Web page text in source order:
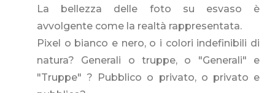
La bellezza delle foto su esvaso è
avvolgente come la realtà rappresentata.
Pixel o bianco e nero, o i colori indefinibili di
natura? Generali o truppe, o "Generali" e
"Truppe" ? Pubblico o privato, o privato e